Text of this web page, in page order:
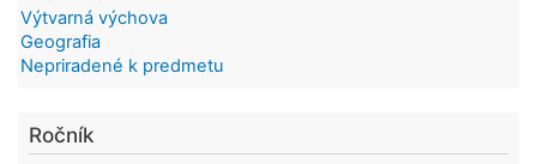
Výtvarná výchova
Geografia
Nepriradené k predmetu
Ročník